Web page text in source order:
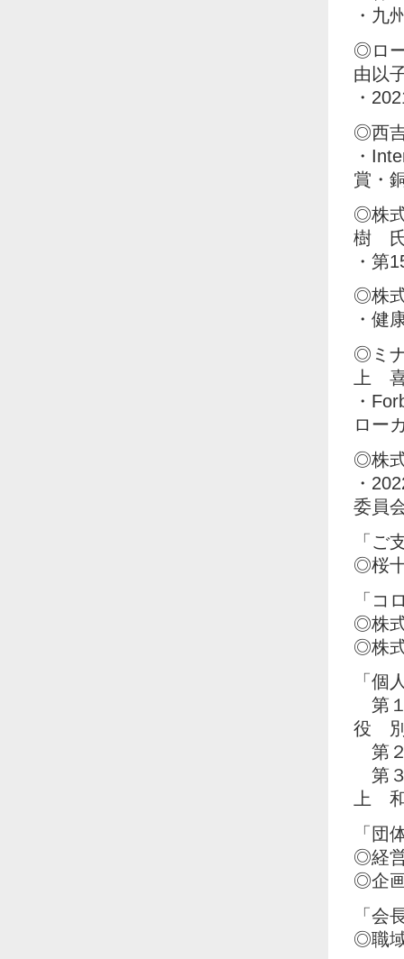
・九
◎ロ
由
・
◎西
・
賞・
◎株
樹
・第
◎株
・健
◎ミ
上
・
ロー
◎株
・
委員
「ご
◎桜
「コ
◎株
◎株
「個
第
役
第
第
上
「団
◎経
◎企
「会
◎職